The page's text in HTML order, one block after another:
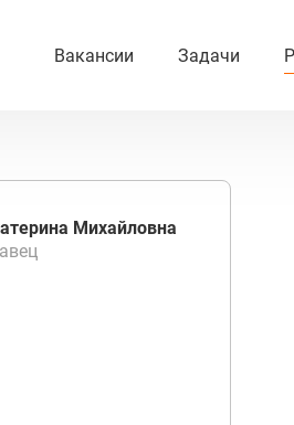
Вакансии Задачи
Михайловна